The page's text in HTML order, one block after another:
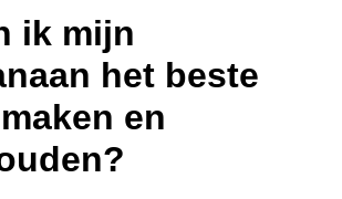
ik mijn
het beste
en